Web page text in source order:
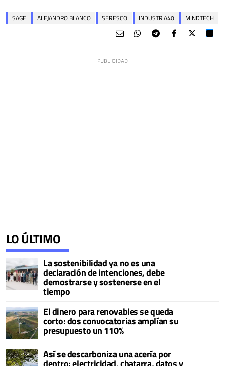
SAGE ALEJANDRO BLANCO SERESCO INDUSTRIA40 MINDTECH
LO ÚLTIMO
La sostenibilidad ya no es una
declaración de intenciones, debe
demostrarse y sostenerse en el
tiempo
El dinero para renovables se queda
corto: dos convocatorias amplían su
presupuesto un 110%
Así se descarboniza una acería por